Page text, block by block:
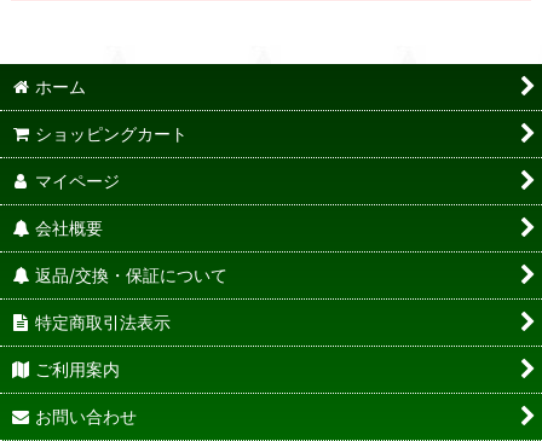
ホーム
ショッピングカート
マイページ
会社概要
返品/交換・保証について
特定商取引法表示
ご利用案内
お問い合わせ